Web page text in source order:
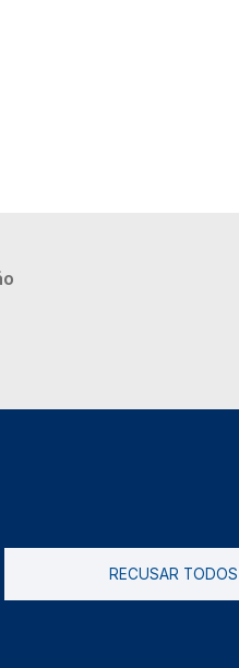
principal
RECUSAR TODOS